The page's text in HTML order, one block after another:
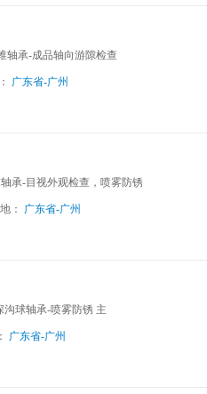
轴承-成品轴向游隙检查
广东省-广州
承-目视外观检查，喷雾防锈
： 广东省-广州
沟球轴承-喷雾防锈 主
广东省-广州